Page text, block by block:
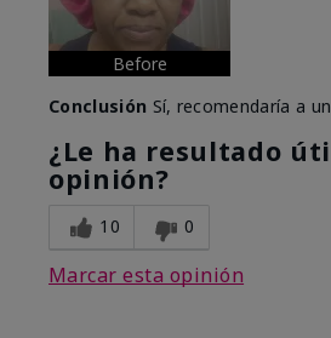
Before
Conclusión Sí, recomendaría a
¿Le ha resultado
opinión?
10 0
Marcar esta opinión